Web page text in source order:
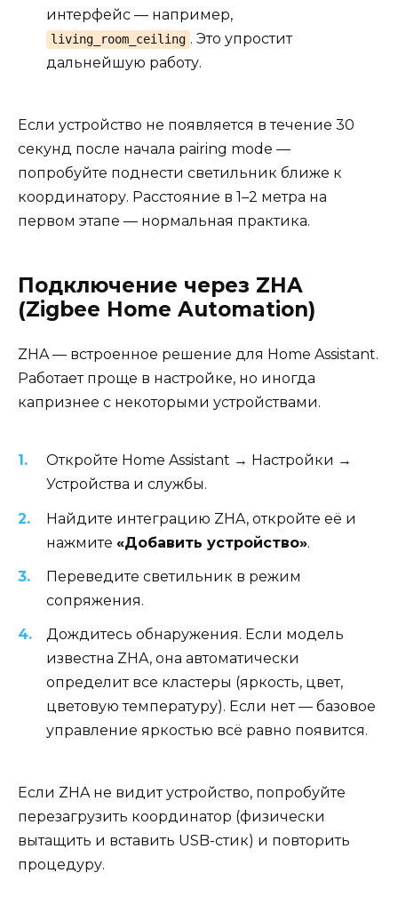
интерфейс — например,
living_room_ceiling . Это упростит
дальнейшую работу.
Если устройство не появляется в течение 30
секунд после начала pairing mode —
попробуйте поднести светильник ближе к
координатору. Расстояние в 1–2 метра на
первом этапе — нормальная практика.
Подключение через ZHA
(Zigbee Home Automation)
ZHA — встроенное решение для Home Assistant.
Работает проще в настройке, но иногда
капризнее с некоторыми устройствами.
Откройте Home Assistant → Настройки →
Устройства и службы.
Найдите интеграцию ZHA, откройте её и
нажмите «Добавить устройство».
Переведите светильник в режим
сопряжения.
Дождитесь обнаружения. Если модель
известна ZHA, она автоматически
определит все кластеры (яркость, цвет,
цветовую температуру). Если нет — базовое
управление яркостью всё равно появится.
Если ZHA не видит устройство, попробуйте
перезагрузить координатор (физически
вытащить и вставить USB-стик) и повторить
процедуру.